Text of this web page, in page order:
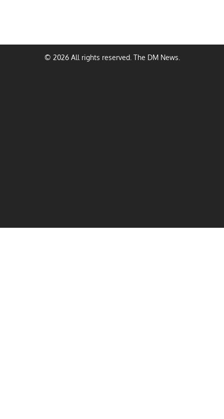
© 2026 All rights reserved. The DM News.